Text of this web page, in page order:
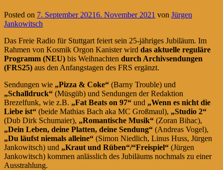
Posted on 7. September 20216. November 2021 von Jürgen
Jankowitsch
Das Freie Radio für Stuttgart feiert sein 25-jähriges Jubiläum. Im
Rahmen von Kosmik Orgon Kanister wird das aktuelle reguläre
Programm (NEU) bis Weihnachten durch Archivsendungen
(FRS25) aus den Anfangstagen des FRS ergänzt.
Sendungen wie „Pizza & Coke“ (Barny Trouble) und
„Schalldruck“ (Müsgüb) und Sendungen der Redaktion
Brezelfunk, wie z.B. „Fat Beats on 97“ und „Wenn es nicht die
Liebe ist“ (beide Mathias Bach aka MC Großmaul), „Studio 2“
(Dub Dirk Schumaier), „Romantische Musik“ (Zoran Bihac),
„Dein Leben, deine Platten, deine Sendung“ (Andreas Vogel),
„Du läufst niemals alleine“ (Simon Niedlich, Linus Huss, Jürgen
Jankowitsch) und „Kraut und Rüben“/“Freispiel“ (Jürgen
Jankowitsch) kommen anlässlich des Jubiläums nochmals zu einer
Ausstrahlung.